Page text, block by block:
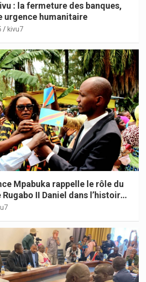
: la fermeture des banques,
urgence humanitaire
kivu7
Mpabuka rappelle le rôle du
II Daniel dans l’histoire
du Congo